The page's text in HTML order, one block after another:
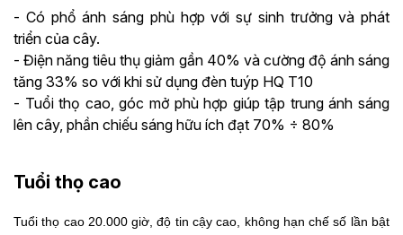
- Có phổ ánh sáng phù hợp với sự sinh trưởng và phát
triển của cây.
- Điện năng tiêu thụ giảm gần 40% và cường độ ánh sáng
tăng 33% so với khi sử dụng đèn tuýp HQ T10
- Tuổi thọ cao, góc mở phù hợp giúp tập trung ánh sáng
lên cây, phần chiếu sáng hữu ích đạt 70% ÷ 80%
Tuổi thọ cao
Tuổi thọ cao 20.000 giờ, độ tin cậy cao, không hạn chế số lần bật